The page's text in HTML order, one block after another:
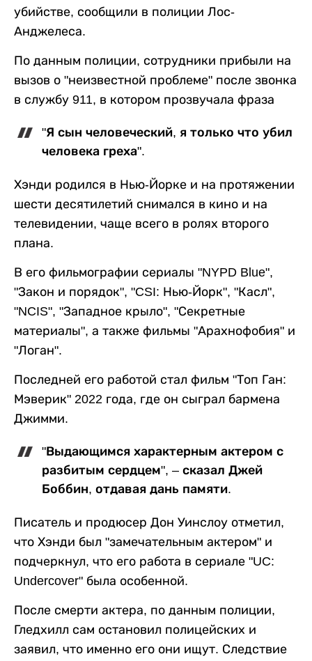
убийстве, сообщили в полиции Лос-
Анджелеса.
По данным полиции, сотрудники прибыли на
вызов о "неизвестной проблеме" после звонка
в службу 911, в котором прозвучала фраза
"Я сын человеческий, я только что убил
человека греха".
Хэнди родился в Нью-Йорке и на протяжении
шести десятилетий снимался в кино и на
телевидении, чаще всего в ролях второго
плана.
В его фильмографии сериалы "NYPD Blue",
"Закон и порядок", "CSI: Нью-Йорк", "Касл",
"NCIS", "Западное крыло", "Секретные
материалы", а также фильмы "Арахнофобия" и
"Логан".
Последней его работой стал фильм "Топ Ган:
Мэверик" 2022 года, где он сыграл бармена
Джимми.
"Выдающимся характерным актером с
разбитым сердцем", – сказал Джей
Боббин, отдавая дань памяти.
Писатель и продюсер Дон Уинслоу отметил,
что Хэнди был "замечательным актером" и
подчеркнул, что его работа в сериале "UC:
Undercover" была особенной.
После смерти актера, по данным полиции,
Гледхилл сам остановил полицейских и
заявил, что именно его они ищут. Следствие